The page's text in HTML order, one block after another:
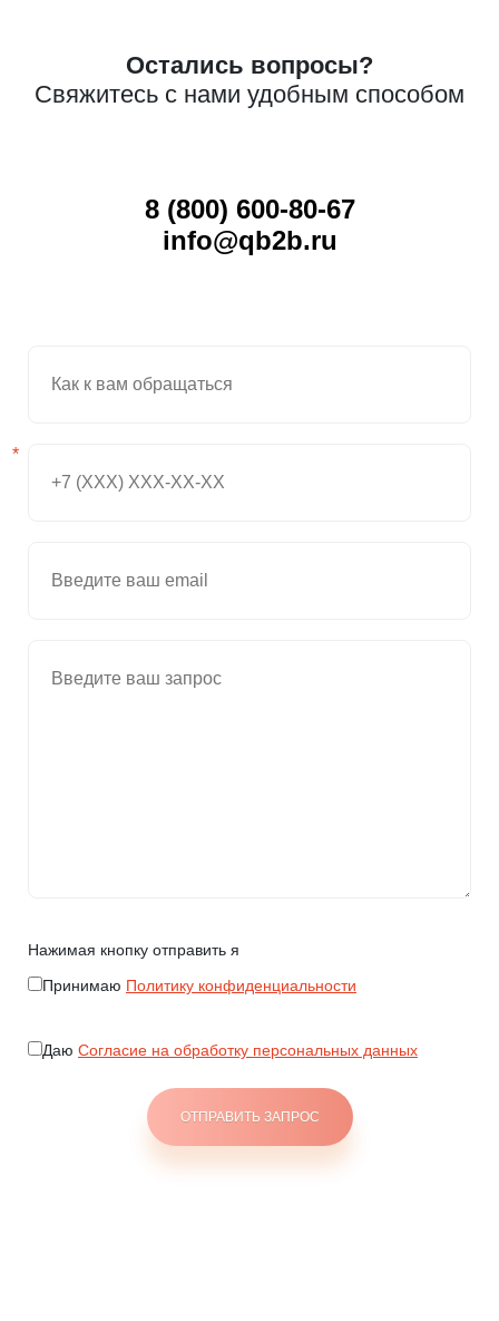
Остались вопросы?
Свяжитесь с нами удобным способом
8 (800) 600-80-67
info@qb2b.ru
*
Нажимая кнопку отправить я
Принимаю Политику конфиденциальности
Даю Согласие на обработку персональных данных